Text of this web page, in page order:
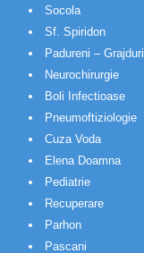
Socola
Sf. Spiridon
Padureni – Grajduri
Neurochirurgie
Boli Infectioase
Pneumoftiziologie
Cuza Voda
Elena Doamna
Pediatrie
Recuperare
Parhon
Pascani